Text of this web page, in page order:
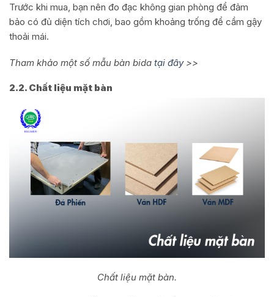
Trước khi mua, bạn nên đo đạc không gian phòng để đảm
bảo có đủ diện tích chơi, bao gồm khoảng trống để cầm gậy
thoải mái.
Tham khảo một số mẫu bàn bida tại đây>>
2.2. Chất liệu mặt bàn
Chất liệu mặt bàn.